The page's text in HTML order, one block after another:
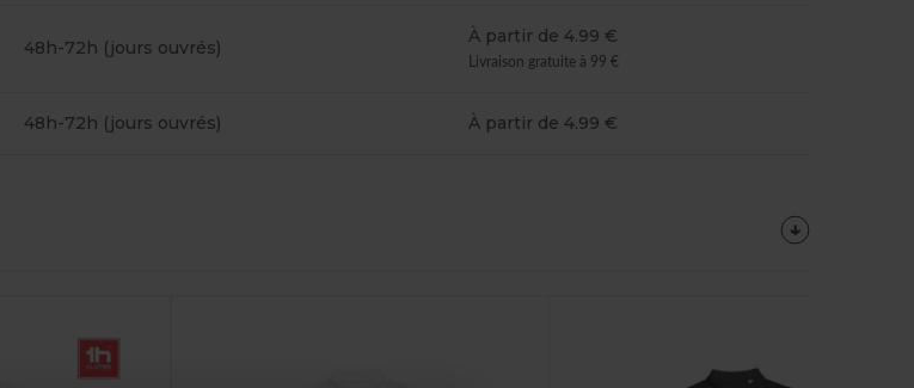
48h-72h (jours ouvrés)
À partir de 4.99 €
Livraison gratuite à 99 €
48h-72h (jours ouvrés) À partir de 4.99 €